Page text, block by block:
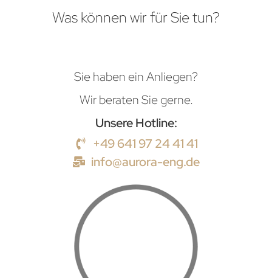
Was können wir für Sie tun?
Sie haben ein Anliegen?
Wir beraten Sie gerne.
Unsere Hotline:
+49 641 97 24 41 41
info@aurora-eng.de